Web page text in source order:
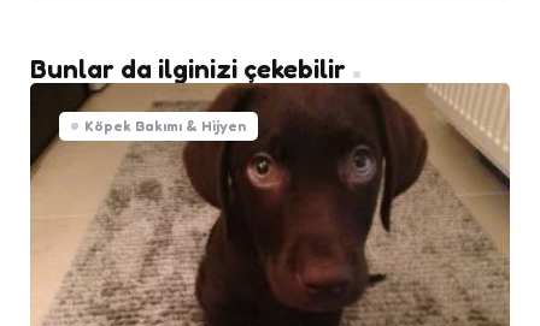
Bunlar da ilginizi çekebilir
Köpek Bakımı & Hijyen